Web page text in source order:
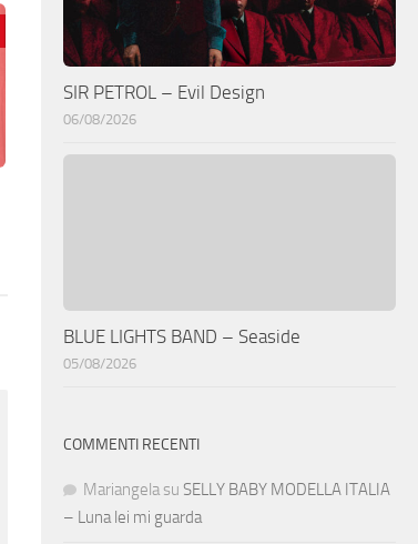
SIR PETROL – Evil Design
06/08/2026
BLUE LIGHTS BAND – Seaside
05/08/2026
COMMENTI RECENTI
Mariangela su SELLY BABY MODELLA ITALIA
– Luna lei mi guarda